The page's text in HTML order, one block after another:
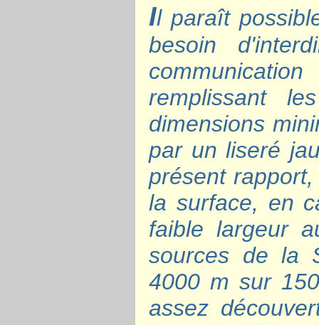
Il paraît
besoin
remplissant
dimensions
par un liseré
présent
la surface, en
faible largeur
sources de la
4000 m sur
assez